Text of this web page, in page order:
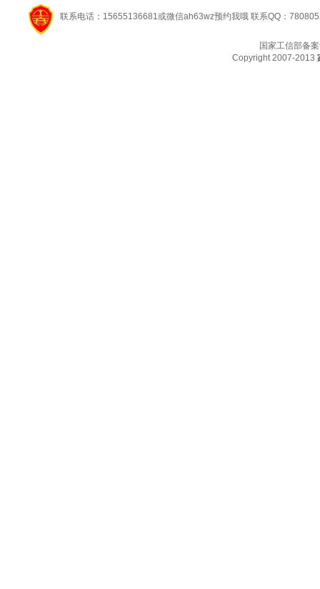
联系电话：15655136681或微信ah63wz预约我哦 联系QQ：
国家工信部备
Copyright 2007-2013